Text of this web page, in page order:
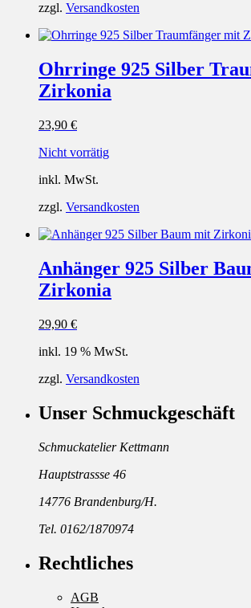
zzgl. Versandkosten
Ohrringe 925 Silber
Zirkonia
23,90 €
Nicht vorrätig
inkl. MwSt.
zzgl. Versandkosten
Anhänger 925 Silber
Zirkonia
29,90 €
inkl. 19 % MwSt.
zzgl. Versandkosten
Unser Schmuckgeschäft
Schmuckatelier Kettmann
Hauptstrassse 46
14776 Brandenburg/H.
Tel. 0162/1870974
Rechtliches
AGB